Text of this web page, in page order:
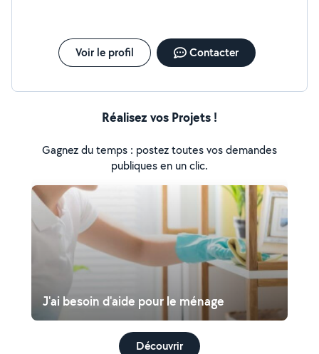
Voir le profil Contacter
Réalisez vos Projets !
Gagnez du temps : postez toutes vos demandes
publiques en un clic.
J'ai besoin d'aide pour le ménage
Découvrir